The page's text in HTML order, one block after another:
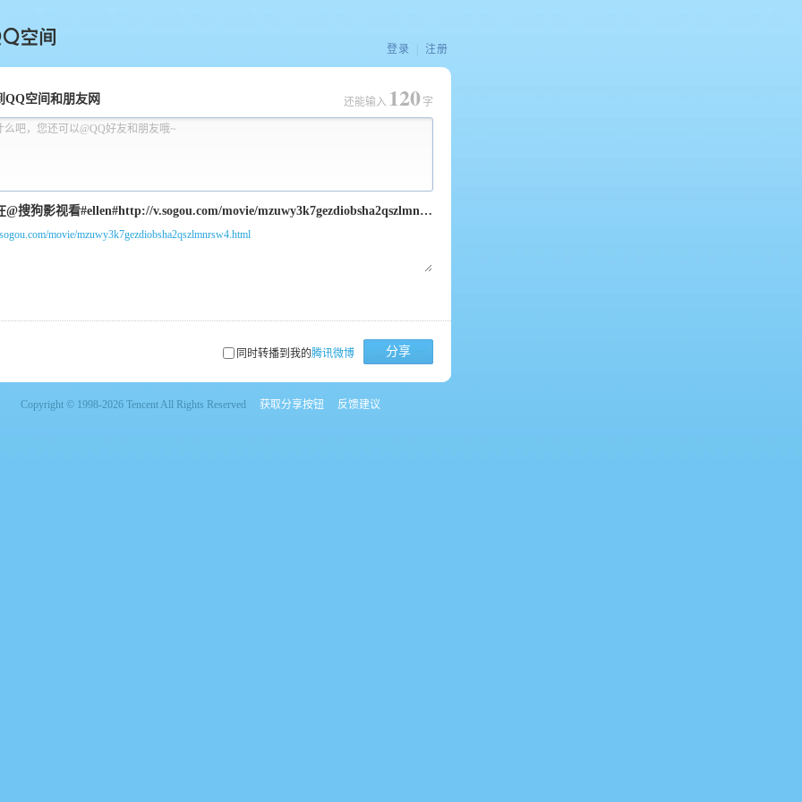
间
登录 注册
QQ空间和朋友网
么吧，您还可以@QQ好友和朋友哦~
还能输入 120 字
movie/mzuwy3k7gezdiobsha2qszlmnrsw4.html
同时转播到我的腾讯微博 分享
Copyright © 1998-2026 Tencent All Rights Reserved 获取分享按钮 反馈建议